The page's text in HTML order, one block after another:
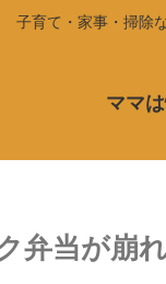
子育て・家事・掃除
ママ
弁当が崩